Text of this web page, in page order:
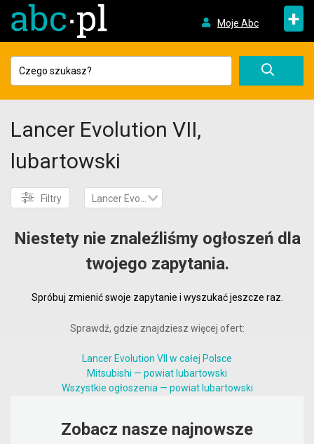
Moje Abc +
Lancer Evolution VII,
lubartowski
Filtry Lancer Evolution VII
Niestety nie znaleźliśmy ogłoszeń dla
twojego zapytania.
Spróbuj zmienić swoje zapytanie i wyszukać jeszcze raz.
Sprawdź, gdzie znajdziesz więcej ofert:
Lancer Evolution VII w całej Polsce
Mitsubishi — powiat lubartowski
Wszystkie ogłoszenia — powiat lubartowski
Zobacz nasze najnowsze